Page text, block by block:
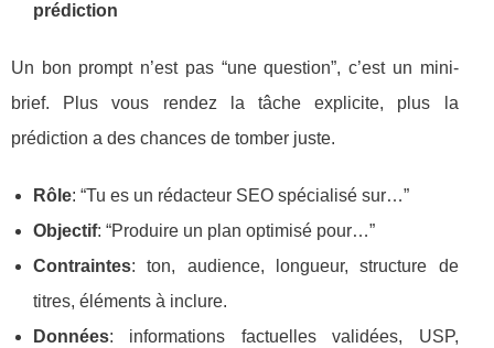
prédiction
Un bon prompt n’est pas “une question”, c’est un mini-
brief. Plus vous rendez la tâche explicite, plus la
prédiction a des chances de tomber juste.
Rôle: “Tu es un rédacteur SEO spécialisé sur…”
Objectif: “Produire un plan optimisé pour…”
Contraintes: ton, audience, longueur, structure de
titres, éléments à inclure.
Données: informations factuelles validées, USP,